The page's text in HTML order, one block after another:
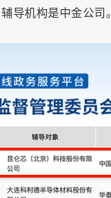
导机构是中金公司。